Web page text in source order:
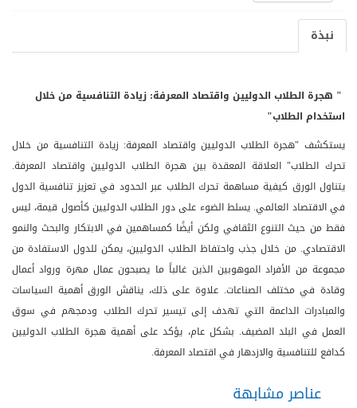
نبذة
" هجرة الطلاب الدوليين واقتصاد المعرفة: زيادة التنافسية من خلال
استخدام الطلاب"
يستكشف "هجرة الطلاب الدوليين واقتصاد المعرفة: زيادة التنافسية من خلال
تحرك الطلاب" العلاقة المعقدة بين هجرة الطلاب الدوليين واقتصاد المعرفة.
يتناول الورق كيفية مساهمة تحرك الطلاب عبر الحدود في تعزيز تنافسية الدول
في الاقتصاد العالمي. يسلط الضوء على دور الطلاب الدوليين كأصول قيمة، ليس
فقط من حيث التنوع الثقافي ولكن أيضًا كمساهمين في الابتكار والبحث والنمو
الاقتصادي. من خلال جذب واحتفاظ الطلاب الدوليين، يمكن للدول الاستفادة من
مجموعة من الأفراد الموهوبين الذين غالباً ما يصبحون عمال مهرة ورواد أعمال
وقادة في مختلف الصناعات. علاوة على ذلك، يناقش الورق أهمية السياسات
والمبادرات الداعمة التي تهدف إلى تيسير تحرك الطلاب ودمجهم في سوق
العمل في البلد المضيف. بشكل عام، يؤكد على أهمية هجرة الطلاب الدوليين
كدافع للتنافسية والازدهار في اقتصاد المعرفة.
عناصر مشابهة